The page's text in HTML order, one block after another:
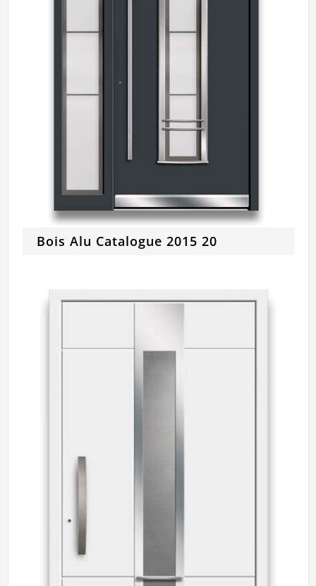
Bois Alu Catalogue 2015 20